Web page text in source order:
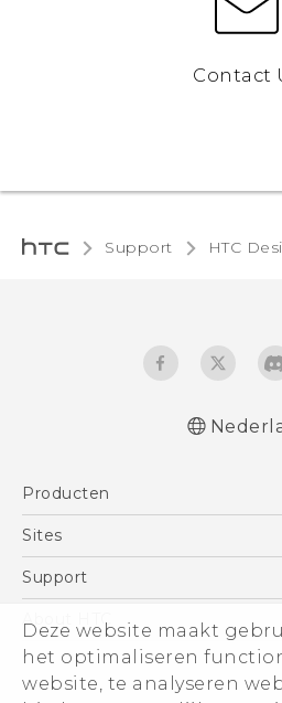
Deze website maakt
het optimaliseren
website, te analyseren
Contact
Support HTC
Nederlands -
wettelijke
Deutsch - Informationen
behördliche
English - Quick
Producten
Telefoons
Vive
Accessoires
Sites
HTC Vive
Aan de slag
Support
Support voor eCommerce
About HTC
ESG
Informatie over het bedrijf